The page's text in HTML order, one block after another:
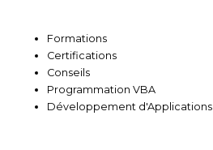
Formations
Certifications
Conseils
Programmation VBA
Développement d'Applications